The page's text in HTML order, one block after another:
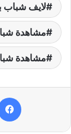
لايف شباب
مشاهدة
مشاهدة